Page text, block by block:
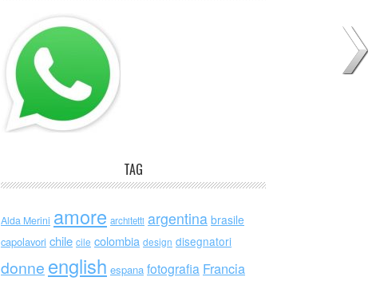
TAG
Alda Merini amore architetti argentina brasile
capolavori chile cile colombia design disegnatori
donne english espana fotografia Francia